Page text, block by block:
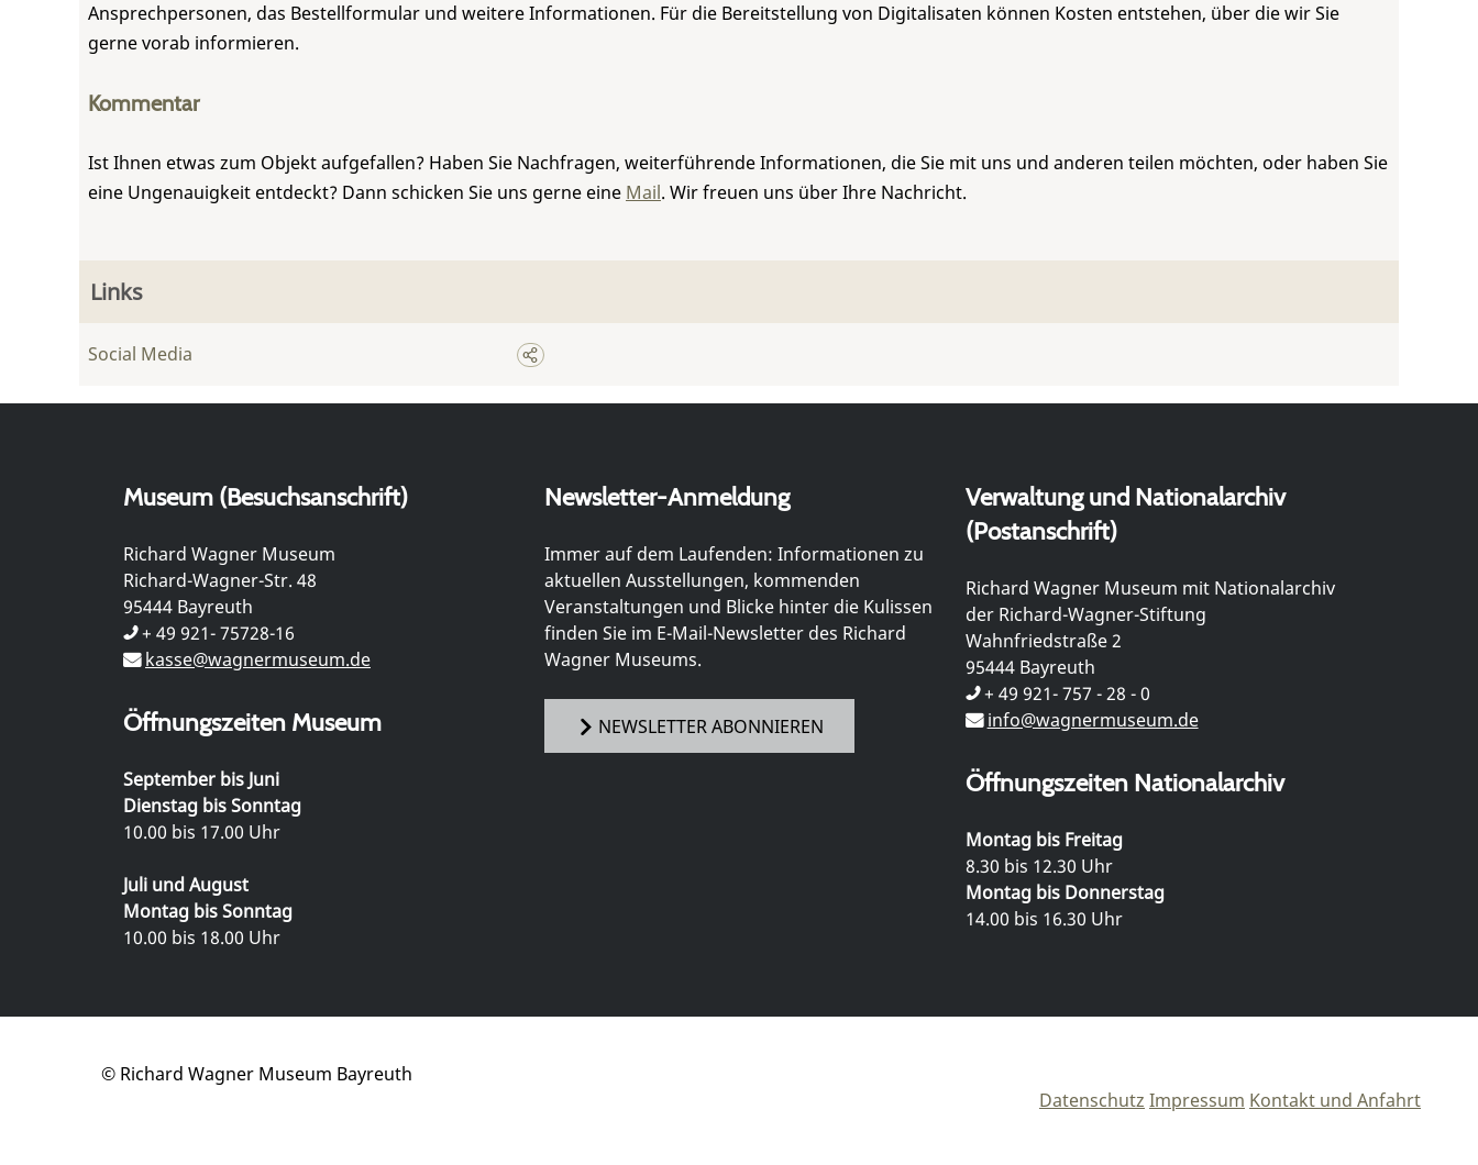
Ansprechpersonen, das Bestellformular und weitere Informationen. Für die Bereitstellung von Digitalisaten können Kosten entstehen, über die wir Sie
gerne vorab informieren.
Kommentar
Ist Ihnen etwas zum Objekt aufgefallen? Haben Sie Nachfragen, weiterführende Informationen, die Sie mit uns und anderen teilen möchten, oder haben Sie
eine Ungenauigkeit entdeckt? Dann schicken Sie uns gerne eine Mail. Wir freuen uns über Ihre Nachricht.
Links
Social Media
Museum (Besuchsanschrift)
Richard Wagner Museum
Richard-Wagner-Str. 48
95444 Bayreuth
+ 49 921- 75728-16
kasse@wagnermuseum.de
Öffnungszeiten Museum
September bis Juni
Dienstag bis Sonntag
10.00 bis 17.00 Uhr
Juli und August
Montag bis Sonntag
10.00 bis 18.00 Uhr
Newsletter-Anmeldung
Immer auf dem Laufenden: Informationen zu
aktuellen Ausstellungen, kommenden
Veranstaltungen und Blicke hinter die Kulissen
finden Sie im E-Mail-Newsletter des Richard
Wagner Museums.
NEWSLETTER ABONNIEREN
Verwaltung und Nationalarchiv
(Postanschrift)
Richard Wagner Museum mit Nationalarchiv
der Richard-Wagner-Stiftung
Wahnfriedstraße 2
95444 Bayreuth
+ 49 921- 757 - 28 - 0
info@wagnermuseum.de
Öffnungszeiten Nationalarchiv
Montag bis Freitag
8.30 bis 12.30 Uhr
Montag bis Donnerstag
14.00 bis 16.30 Uhr
© Richard Wagner Museum Bayreuth
Datenschutz Impressum Kontakt und Anfahrt